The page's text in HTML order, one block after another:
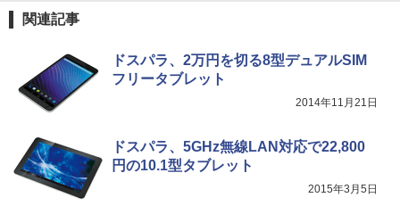
関連記事
ドスパラ、2万円を切る8型デュアルSIM
フリータブレット
2014年11月21日
ドスパラ、5GHz無線LAN対応で22,800
円の10.1型タブレット
2015年3月5日